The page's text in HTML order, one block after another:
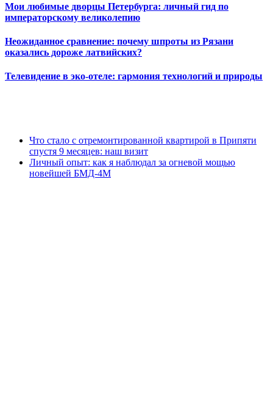
Мои любимые дворцы Петербурга: личный гид по
императорскому великолепию
Неожиданное сравнение: почему шпроты из Рязани
оказались дороже латвийских?
Телевидение в эко-отеле: гармония технологий и природы
Что стало с отремонтированной квартирой в Припяти
спустя 9 месяцев: наш визит
Личный опыт: как я наблюдал за огневой мощью
новейшей БМД-4М